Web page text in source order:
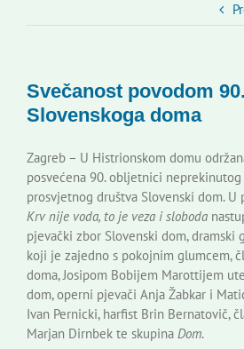
Kontakti
Novi odmev – naše glasilo
Izdavaštvo
Korisne informacije
Svečanost povodom
Slovenskoga doma
Zagreb – U Histrionskom domu
posvećena 90. obljetnici
prosvjetnog društva Slovenski dom. U
Krv nije voda, to je veza i sloboda
pjevački zbor Slovenski dom, dramski
koji je zajedno s pokojnim glumcem,
doma, Josipom Bobijem Marottijem
dom, operni pjevači Anja Žabkar i
Ivan Pernicki, harfist Brin Bernatovič,
Marjan Dirnbek te skupina Dom.